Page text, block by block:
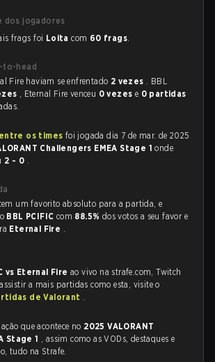
dos jogadores
frags foi Loita com 60 frags.
to-head
Fire haviam se enfrentado 2 vezes . BBL
, Eternal Fire venceu 0 vezes e 0 partidas
os times foi jogada dia 7 de mar. de 2025
Challengers EMEA Stage 1onde
2 - 0 .
um favorito absoluto para a partida, e
BBL PCIFIC com 88.5% dos votos a seu favor e
Eternal Fire .
vs Eternal Fireao vivo na strafe.com, Twitch
a mais partidas como esta, visite o
de Valorant .
que acontece no 2025 VALORANT
Stage 1 , assim como as VODs, destaques e
tudo na Strafe.